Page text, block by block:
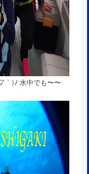
` )ﾉ 水中でも〜〜